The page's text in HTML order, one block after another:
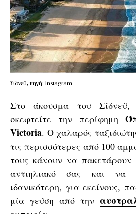
Σίδνεϋ, πηγή: Instagram
Στο άκουσμα του Σίδνεϋ,
σκεφτείτε την περίφημη
Victoria. Ο χαλαρός
τις περισσότερες από 100
τους κάνουν να
αντιηλιακό σας και να
ιδανικότερη, για εκείνους,
μία γεύση από την